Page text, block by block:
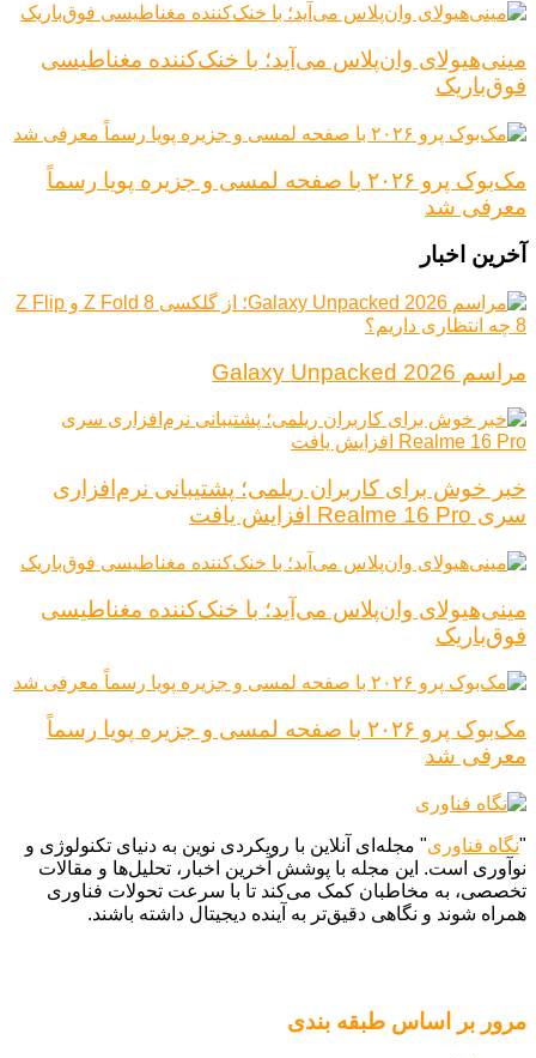
مینی‌هیولای وان‌پلاس می‌آید؛ با خنک‌کننده مغناطیسی
فوق‌باریک
مک‌بوک پرو ۲۰۲۶ با صفحه لمسی و جزیره پویا رسماً
معرفی شد
آخرین اخبار
مراسم Galaxy Unpacked 2026
خبر خوش برای کاربران ریلمی؛ پشتیبانی نرم‌افزاری
سری Realme 16 Pro افزایش یافت
مینی‌هیولای وان‌پلاس می‌آید؛ با خنک‌کننده مغناطیسی
فوق‌باریک
مک‌بوک پرو ۲۰۲۶ با صفحه لمسی و جزیره پویا رسماً
معرفی شد
"نگاه فناوری" مجله‌ای آنلاین با رویکردی نوین به دنیای تکنولوژی و
نوآوری است. این مجله با پوشش آخرین اخبار، تحلیل‌ها و مقالات
تخصصی، به مخاطبان کمک می‌کند تا با سرعت تحولات فناوری
همراه شوند و نگاهی دقیق‌تر به آینده دیجیتال داشته باشند.
مرور بر اساس طبقه بندی